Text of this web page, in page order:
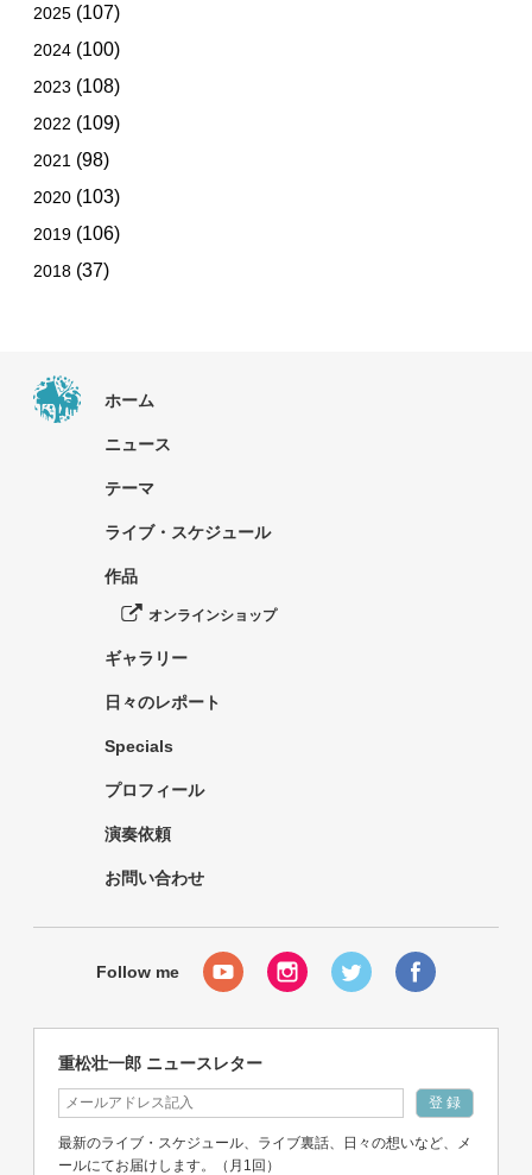
2025 (107)
2024 (100)
2023 (108)
2022 (109)
2021 (98)
2020 (103)
2019 (106)
2018 (37)
ホーム
ニュース
テーマ
ライブ・スケジュール
作品
オンラインショップ
ギャラリー
日々のレポート
Specials
プロフィール
演奏依頼
お問い合わせ
重松壮一郎 ニュースレター
最新のライブ・スケジュール、ライブ裏話、日々の想いなど、メ
ールにてお届けします。（月1回）